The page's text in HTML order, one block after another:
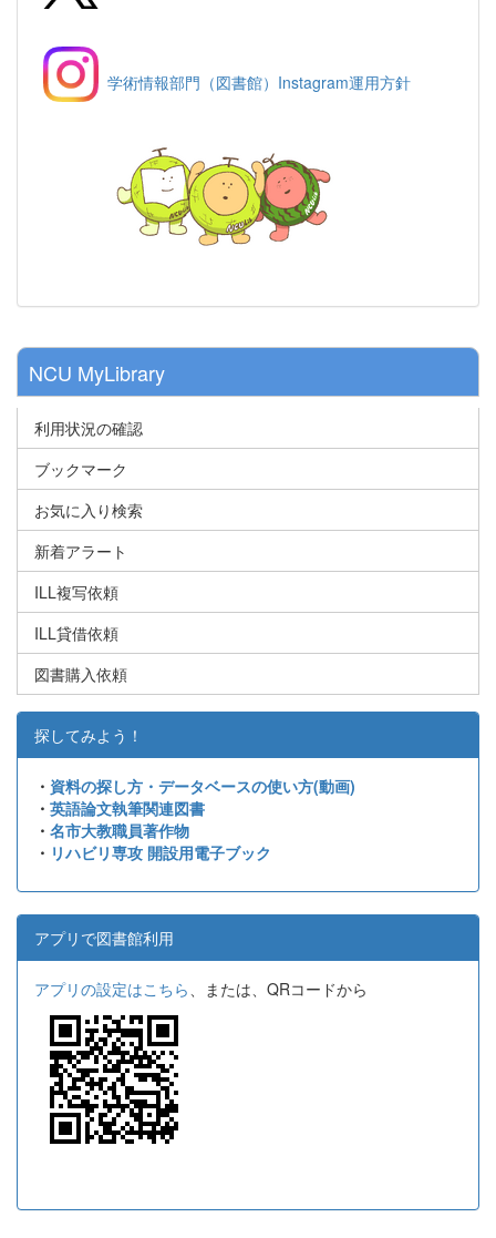
学術情報部門（図書館）Instagram運用方針
NCU MyLibrary
利用状況の確認
ブックマーク
お気に入り検索
新着アラート
ILL複写依頼
ILL貸借依頼
図書購入依頼
探してみよう！
・ 資料の探し方・データベースの使い方(動画)
・ 英語論文執筆関連図書
・ 名市大教職員著作物
・ リハビリ専攻 開設用電子ブック
アプリで図書館利用
アプリの設定はこちら、または、QRコードから